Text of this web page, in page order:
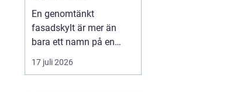
En genomtänkt
fasadskylt är mer än
bara ett namn på en
vägg. Den fungerar som
företagets ansikte utåt,
17 juli 2026